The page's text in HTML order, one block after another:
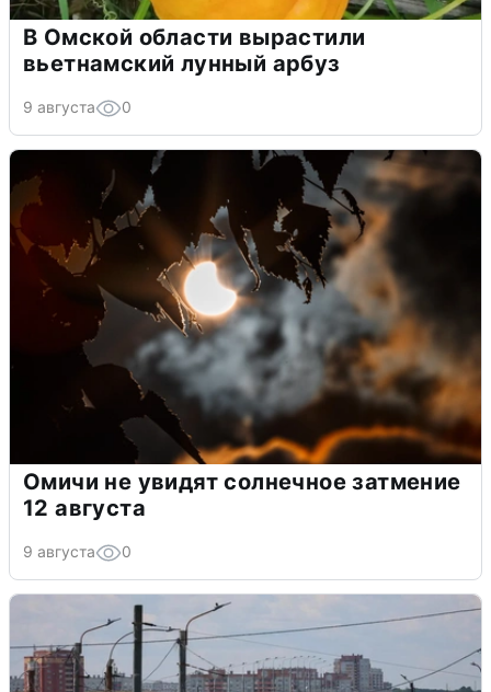
В Омской области вырастили
вьетнамский лунный арбуз
9 августа 0
Омичи не увидят солнечное затмение
12 августа
9 августа 0